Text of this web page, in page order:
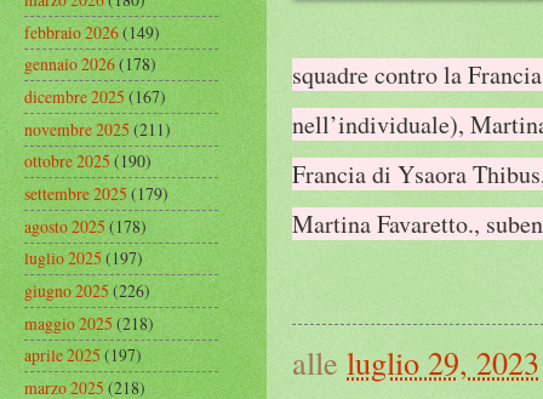
squadre contro la
nell’individuale),
Francia di Ysaora
Martina Favaretto.,
alle luglio 29, 2023
febbraio 2026(149)
gennaio 2026(178)
dicembre 2025(167)
novembre 2025(211)
ottobre 2025(190)
settembre 2025(179)
agosto 2025(178)
luglio 2025(197)
giugno 2025(226)
maggio 2025(218)
aprile 2025(197)
marzo 2025(218)